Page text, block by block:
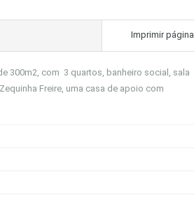
Imprimir página
300m2, com 3 quartos, banheiro social, sala
Freire, uma casa de apoio com